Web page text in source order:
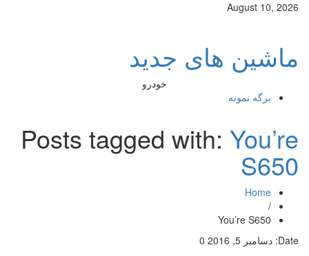
August 10, 2026
ماشین های جدید
خودرو
برگه نمونه
Posts tagged with:You’re
S650
Home
/
You’re S650
Date: دسامبر 5, 2016 0